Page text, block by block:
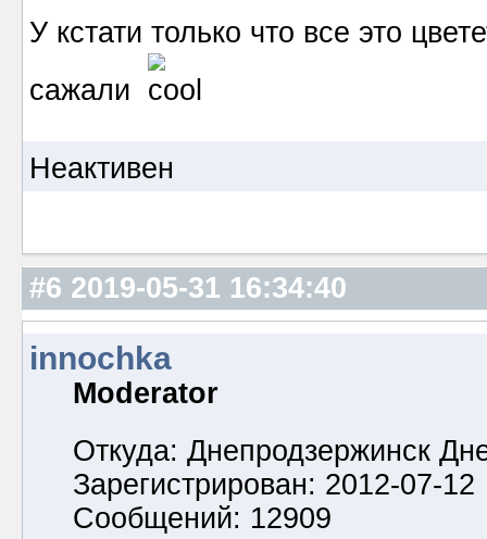
У кстати только что все это
сажали
Неактивен
#6 2019-05-31 16:34:40
innochka
Moderator
Откуда: Днепродзержинск
Зарегистрирован: 2012-07-12
Сообщений: 12909